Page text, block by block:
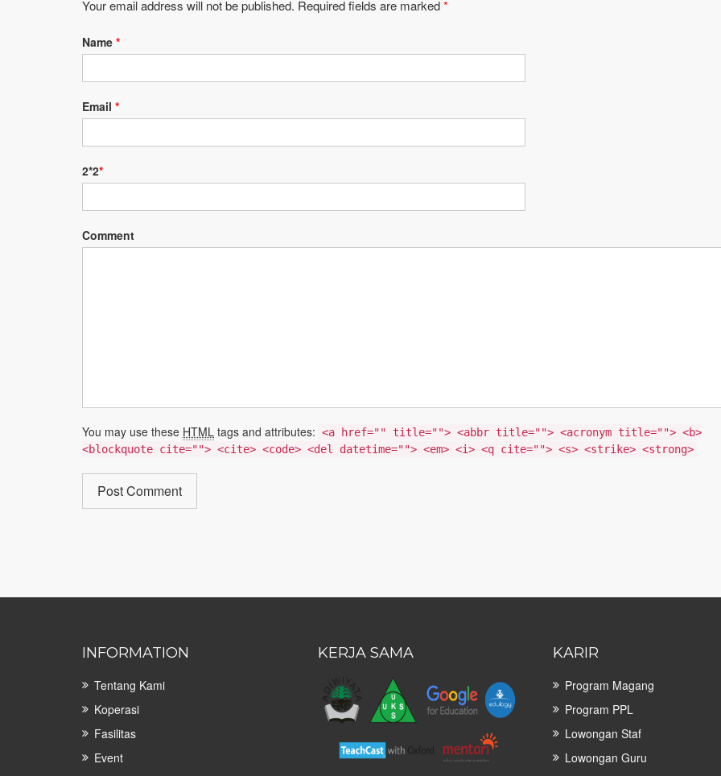
Your email address will not be published. Required fields are marked*
Name *
Email *
2*2*
Comment
You may use these HTML tags and attributes: <a href="" title=""> <abbr title=""> <acronym title=""> <b>
<blockquote cite=""> <cite> <code> <del datetime=""> <em> <i> <q cite=""> <s> <strike> <strong>
INFORMATION
Tentang Kami
Koperasi
Fasilitas
Event
KERJA SAMA KARIR
Program Magang
Program PPL
Lowongan Staf
Lowongan Guru